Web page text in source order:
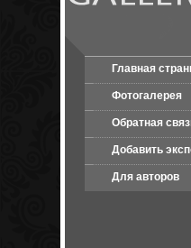
Главная
Фотогалерея
Обратная
Добавить
Для авторов